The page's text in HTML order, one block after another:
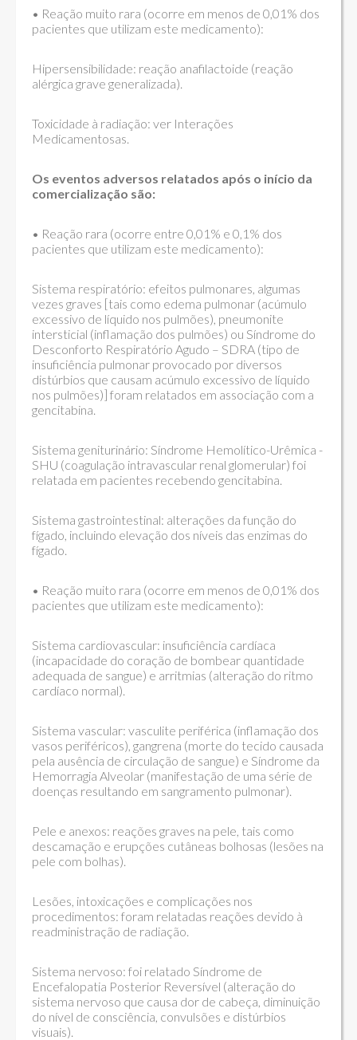
• Reação muito rara (ocorre em menos de 0,01% dos
pacientes que utilizam este medicamento):
Hipersensibilidade: reação anafilactoide (reação
alérgica grave generalizada).
Toxicidade à radiação: ver Interações
Medicamentosas.
Os eventos adversos relatados após o início da
comercialização são:
• Reação rara (ocorre entre 0,01% e 0,1% dos
pacientes que utilizam este medicamento):
Sistema respiratório: efeitos pulmonares, algumas
vezes graves [tais como edema pulmonar (acúmulo
excessivo de líquido nos pulmões), pneumonite
intersticial (inflamação dos pulmões) ou Síndrome do
Desconforto Respiratório Agudo – SDRA (tipo de
insuficiência pulmonar provocado por diversos
distúrbios que causam acúmulo excessivo de líquido
nos pulmões)] foram relatados em associação com a
gencitabina.
Sistema geniturinário: Síndrome Hemolítico-Urêmica -
SHU (coagulação intravascular renal glomerular) foi
relatada em pacientes recebendo gencitabina.
Sistema gastrointestinal: alterações da função do
fígado, incluindo elevação dos níveis das enzimas do
fígado.
• Reação muito rara (ocorre em menos de 0,01% dos
pacientes que utilizam este medicamento):
Sistema cardiovascular: insuficiência cardíaca
(incapacidade do coração de bombear quantidade
adequada de sangue) e arritmias (alteração do ritmo
cardíaco normal).
Sistema vascular: vasculite periférica (inflamação dos
vasos periféricos), gangrena (morte do tecido causada
pela ausência de circulação de sangue) e Síndrome da
Hemorragia Alveolar (manifestação de uma série de
doenças resultando em sangramento pulmonar).
Pele e anexos: reações graves na pele, tais como
descamação e erupções cutâneas bolhosas (lesões na
pele com bolhas).
Lesões, intoxicações e complicações nos
procedimentos: foram relatadas reações devido à
readministração de radiação.
Sistema nervoso: foi relatado Síndrome de
Encefalopatia Posterior Reversível (alteração do
sistema nervoso que causa dor de cabeça, diminuição
do nível de consciência, convulsões e distúrbios
visuais).